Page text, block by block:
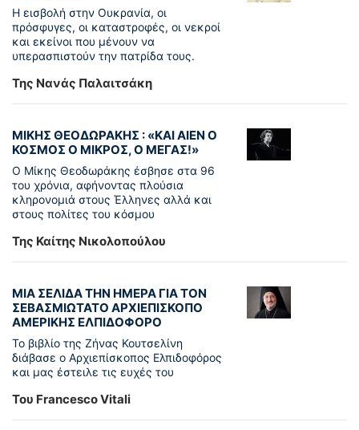
Η εισβολή στην Ουκρανία, οι
πρόσφυγες, οι καταστροφές, οι νεκροί
και εκείνοι που μένουν να
υπερασπιστούν την πατρίδα τους.
Της Νανάς Παλαιτσάκη
ΜΙΚΗΣ ΘΕΟΔΩΡΑΚΗΣ : «KAI ΑΙΕΝ Ο
ΚΟΣΜΟΣ Ο ΜΙΚΡΟΣ, Ο ΜΕΓΑΣ!»
Ο Μίκης Θεοδωράκης έσβησε στα 96
του χρόνια, αφήνοντας πλούσια
κληρονομιά στους Έλληνες αλλά και
στους πολίτες του κόσμου
Της Καίτης Νικολοπούλου
ΜΙΑ ΣΕΛΙΔΑ ΤΗΝ ΗΜΕΡΑ ΓΙΑ ΤΟΝ
ΣΕΒΑΣΜΙΩΤΑΤΟ ΑΡΧΙΕΠΙΣΚΟΠΟ
ΑΜΕΡΙΚΗΣ ΕΛΠΙΔΟΦΟΡΟ
Το βιβλίο της Ζήνας Κουτσελίνη
διάβασε ο Αρχιεπίσκοπος Ελπιδοφόρος
και μας έστειλε τις ευχές του
Του Francesco Vitali